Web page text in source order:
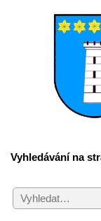
Vyhledávání na